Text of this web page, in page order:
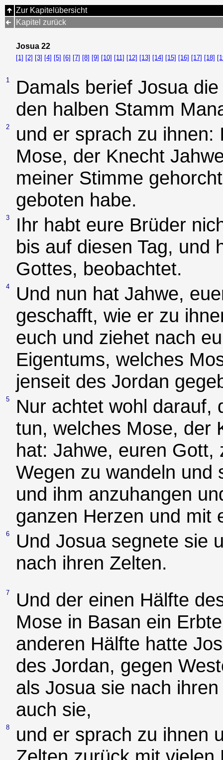
Zur Kapitelübersicht
Kapitel zurück
Josua 22
[1] [2] [3] [4] [5] [6] [7] [8] [9] [10] [11] [12] [13] [14] [15] [16] [17] [18]
1
Damals berief Josua
den halben Stamm
2
und er sprach zu
Mose, der Knecht
meiner Stimme
geboten habe.
3
Ihr habt eure Brüder
bis auf diesen Tag, und
Gottes, beobachtet.
4
Und nun hat Jahwe,
geschafft, wie er zu
euch und ziehet nach
Eigentums, welches
jenseit des Jordan
5
Nur achtet wohl darauf,
tun, welches Mose, der
hat: Jahwe, euren Gott,
Wegen zu wandeln und
und ihm anzuhangen
ganzen Herzen und mit
6
Und Josua segnete sie
nach ihren Zelten.
7
Und der einen Hälfte
Mose in Basan ein
anderen Hälfte hatte
des Jordan, gegen
als Josua sie nach
auch sie,
8
und er sprach zu ihnen